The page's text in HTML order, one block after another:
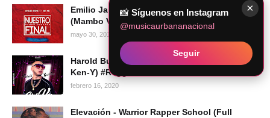
Emilio Jaime & Kid MB - Nuestro Final
(Mambo Versión) [Audio Oficial]
mayo 30, 2019
Harold Bustillos - Si la vez (Remake R.K.M &
Ken-Y) #ReggaetonPeru
febrero 16, 2020
Elevación - Warrior Rapper School (Full
×
📸 Síguenos en Instagram
@musicaurbananacional
Seguir